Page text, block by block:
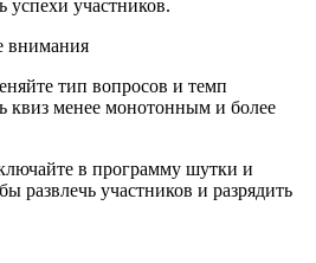
успехи участников.
внимания
тип вопросов и темп
квиз менее монотонным и более
в программу шутки и
развлечь участников и разрядить